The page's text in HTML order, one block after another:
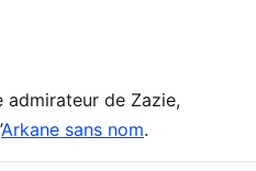
admirateur de Zazie,
Arkane sans nom.